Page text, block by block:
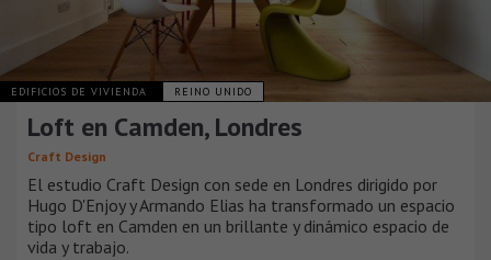
EDIFICIOS DE VIVIENDA REINO UNIDO
Loft en Camden, Londres
Craft Design
El estudio Craft Design con sede en Londres dirigido por
Hugo D'Enjoy y Armando Elias ha transformado un espacio
tipo loft en Camden en un brillante y dinámico espacio de
vida y trabajo.